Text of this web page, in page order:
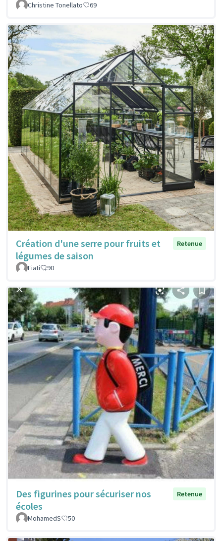
Christine Tonellato 69
Création d'une serre pour fruits et
légumes de saison
Retenue
Fiati 90
Des figurines pour sécuriser nos
écoles
Retenue
MohamedS 50